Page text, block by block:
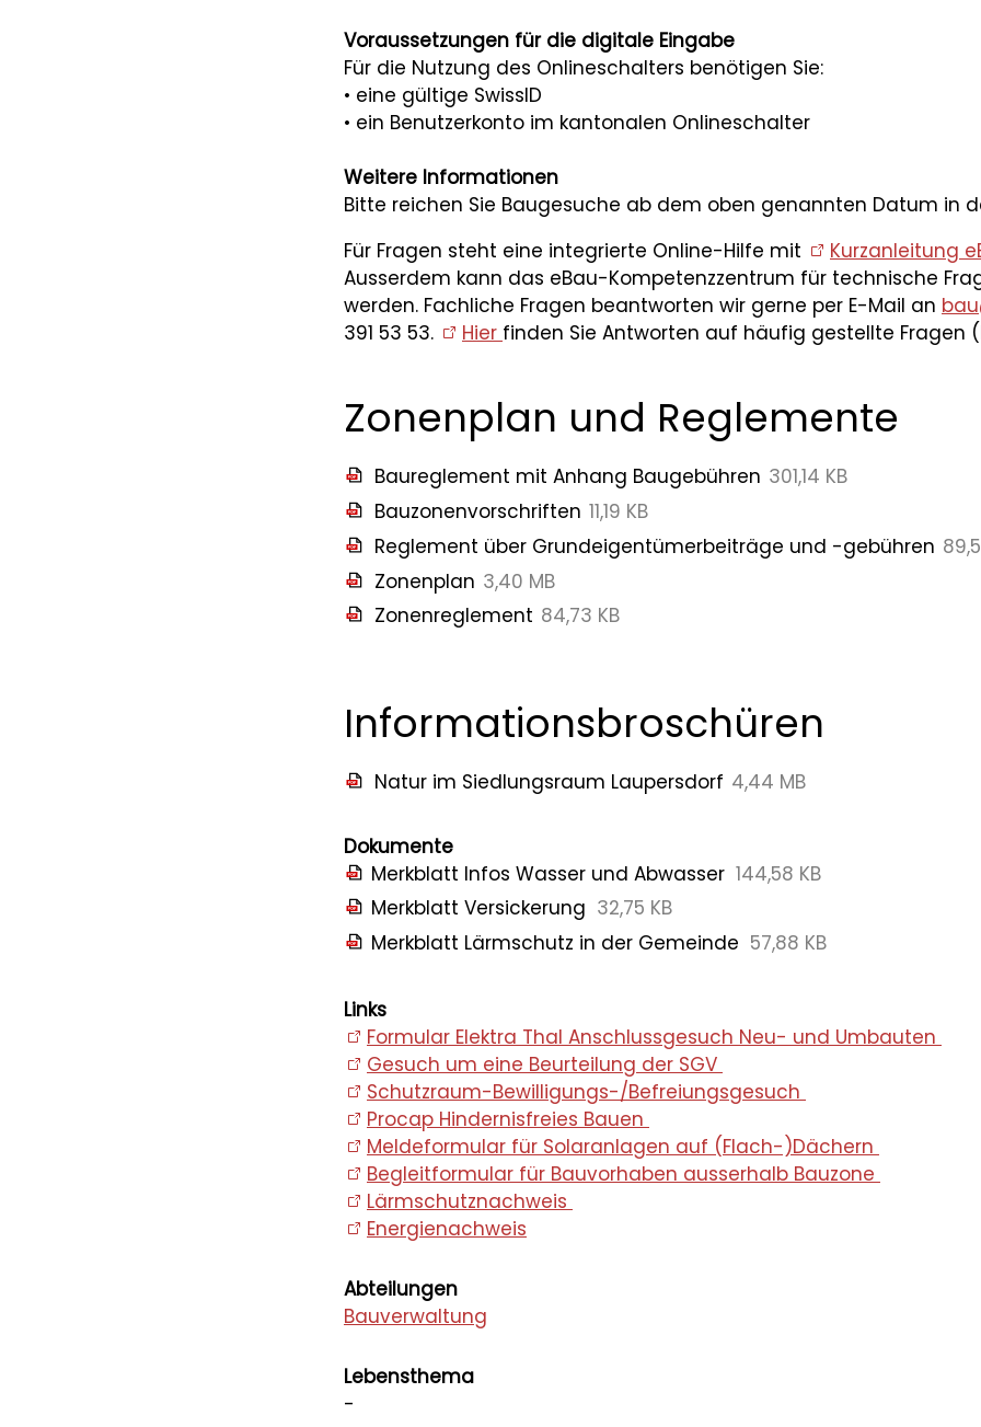
Voraussetzungen für die digitale Eingabe
Für die Nutzung des Onlineschalters benötigen Sie:
• eine gültige SwissID
• ein Benutzerkonto im kantonalen Onlineschalter
Weitere Informationen
Bitte reichen Sie Baugesuche ab dem oben genannten Datum in
Für Fragen steht eine integrierte Online-Hilfe mit
Kurzanleitung
Ausserdem kann das eBau-Kompetenzzentrum für technische
werden. Fachliche Fragen beantworten wir gerne per E-Mail an
391 53 53.
Hier finden Sie Antworten auf häufig gestellte Fragen
Zonenplan und Reglemente
Baureglement mit Anhang Baugebühren 301,14 KB
Bauzonenvorschriften 11,19 KB
Reglement über Grundeigentümerbeiträge und -gebühren
Zonenplan 3,40 MB
Zonenreglement 84,73 KB
Informationsbroschüren
Natur im Siedlungsraum Laupersdorf 4,44 MB
Dokumente
Merkblatt Infos Wasser und Abwasser 144,58 KB
Merkblatt Versickerung 32,75 KB
Merkblatt Lärmschutz in der Gemeinde 57,88 KB
Links
Formular Elektra Thal Anschlussgesuch Neu- und Umbauten
Gesuch um eine Beurteilung der SGV
Schutzraum-Bewilligungs-/Befreiungsgesuch
Procap Hindernisfreies Bauen
Meldeformular für Solaranlagen auf (Flach-)Dächern
Begleitformular für Bauvorhaben ausserhalb Bauzone
Lärmschutznachweis
Energienachweis
Abteilungen
Bauverwaltung
Lebensthema
-